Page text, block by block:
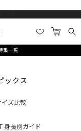
集一覧
ックス
身長別ガイド